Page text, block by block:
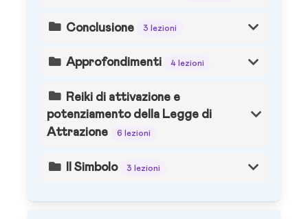
Conclusione 3 lezioni
Approfondimenti 4 lezioni
Reiki di attivazione e
potenziamento della Legge di
Attrazione
6 lezioni
Il Simbolo 3 lezioni